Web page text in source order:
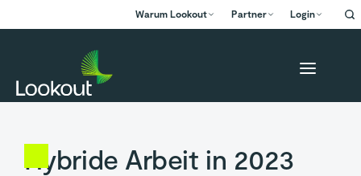
Warum Lookout Partner Login
Hybride Arbeit in 2023